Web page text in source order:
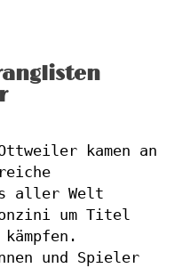
kamen an
aller Welt
um Titel
und Spieler